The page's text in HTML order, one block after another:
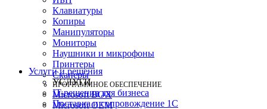
Клавиатуры
Копиры
Манипуляторы
Мониторы
Наушники и микрофоны
Принтеры
Сканеры
ПРОГРАММНОЕ ОБЕСПЕЧЕНИЕ
Microsoft BOX
Microsoft OEM
Услуги и решения
УСЛУГИ
IT-решения для бизнеса
Поставка и сопровождение 1C